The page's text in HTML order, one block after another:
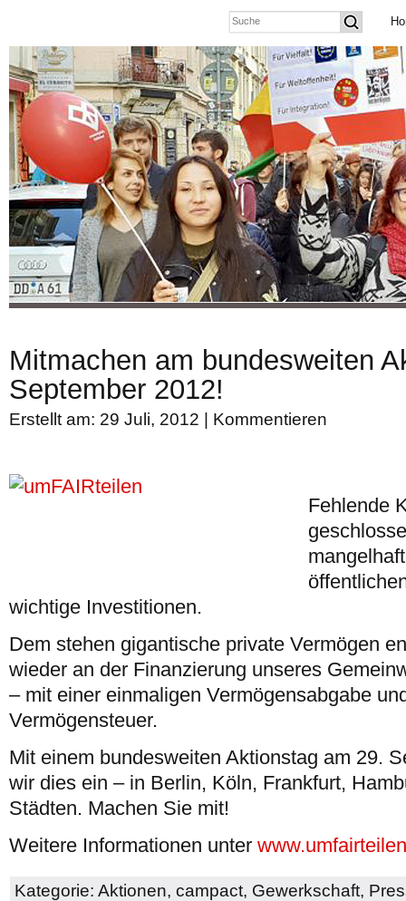
Mitmachen am bundesweiten
September 2012!
Erstellt am: 29 Juli, 2012 | Kommentieren
Fehlende
wichtige Investitionen.
Dem stehen gigantische private Vermögen
wieder an der Finanzierung unseres
– mit einer einmaligen Vermögensabgabe
Vermögensteuer.
Mit einem bundesweiten Aktionstag am 29.
wir dies ein – in Berlin, Köln, Frankfurt,
Städten. Machen Sie mit!
Weitere Informationen unter
Kategorie: Aktionen, campact, Gewerkschaft,